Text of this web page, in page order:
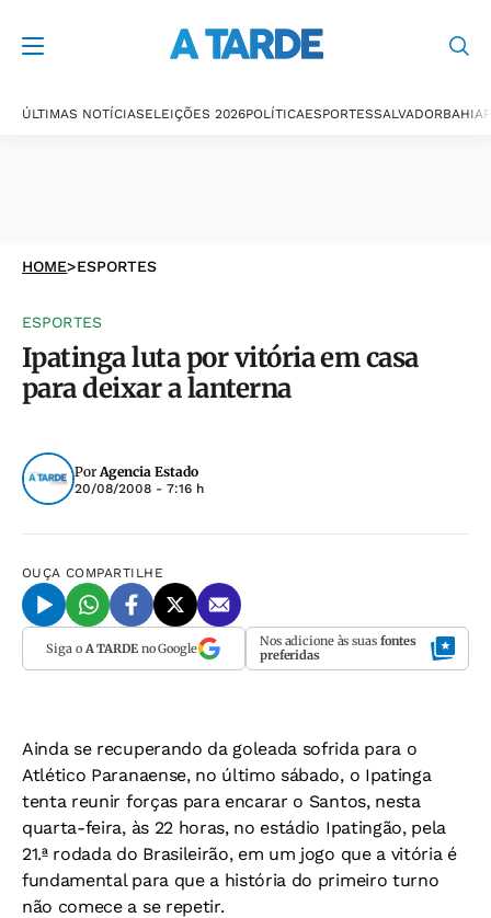
ÚLTIMAS NOTÍCIASELEIÇÕES 2026POLÍTICAESPORTESSALVADORBAHIA
HOME>ESPORTES
ESPORTES
Ipatinga luta por vitória em casa
para deixar a lanterna
PorAgencia Estado
20/08/2008 - 7:16 h
OUÇA COMPARTILHE
Siga o A TARDEno Google Nos adicione às suas fontes
preferidas
Ainda se recuperando da goleada sofrida para o
Atlético Paranaense, no último sábado, o Ipatinga
tenta reunir forças para encarar o Santos, nesta
quarta-feira, às 22 horas, no estádio Ipatingão, pela
21.ª rodada do Brasileirão, em um jogo que a vitória é
fundamental para que a história do primeiro turno
não comece a se repetir.